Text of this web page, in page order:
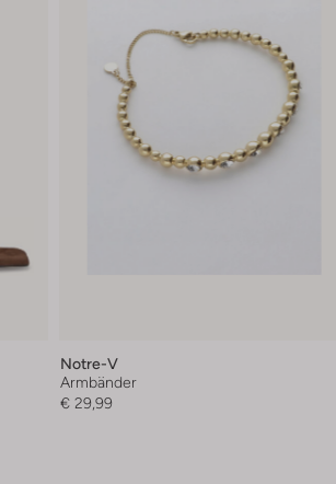
Notre-V
Armbänder
€ 29,99